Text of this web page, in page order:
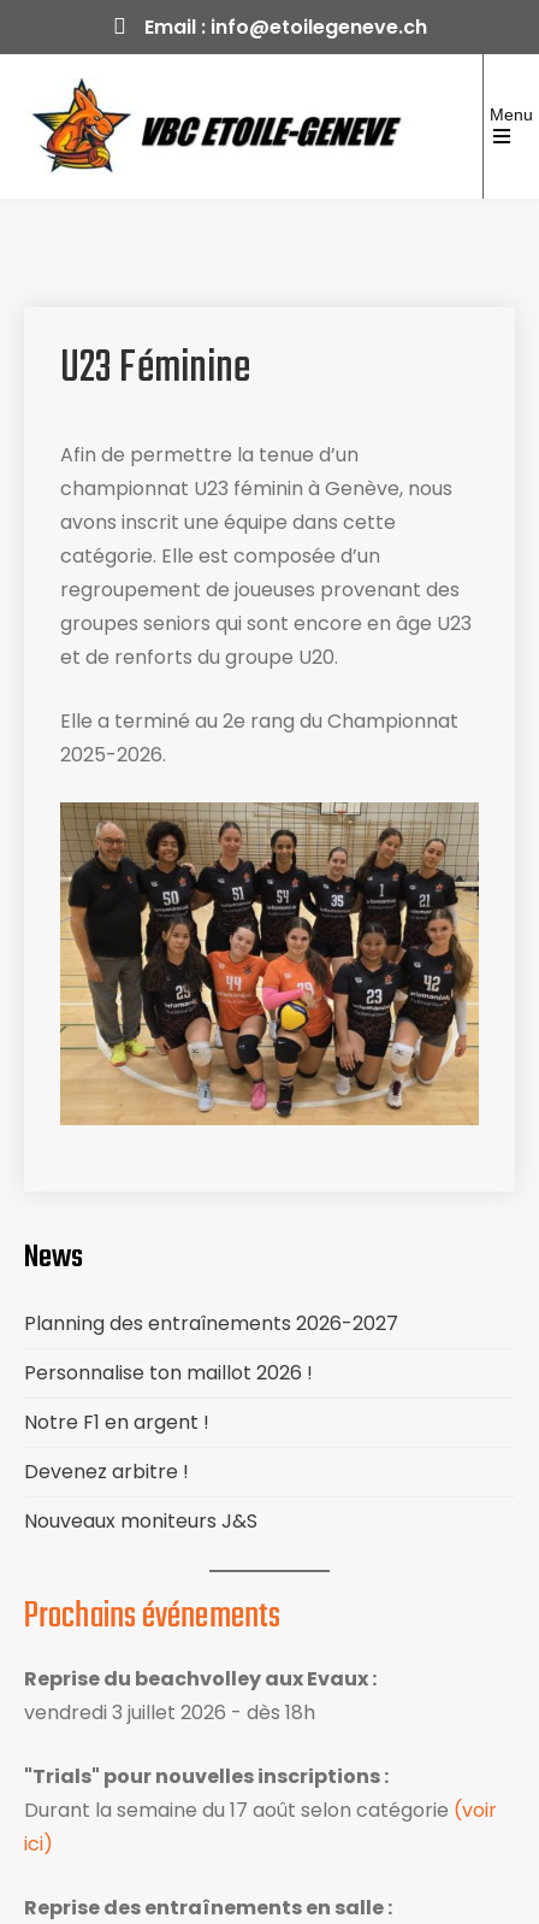
to
content
Email : info@etoilegeneve.ch
Menu
U23 Féminine
Afin de permettre la tenue d’un
championnat U23 féminin à Genève, nous
avons inscrit une équipe dans cette
catégorie. Elle est composée d’un
regroupement de joueuses provenant des
groupes seniors qui sont encore en âge U23
et de renforts du groupe U20.
Elle a terminé au 2e rang du Championnat
2025-2026.
News
Planning des entraînements 2026-2027
Personnalise ton maillot 2026 !
Notre F1 en argent !
Devenez arbitre !
Nouveaux moniteurs J&S
Prochains événements
Reprise du beachvolley aux Evaux :
vendredi 3 juillet 2026 - dès 18h
"Trials" pour nouvelles inscriptions :
Durant la semaine du 17 août selon catégorie (voir
ici)
Reprise des entraînements en salle :